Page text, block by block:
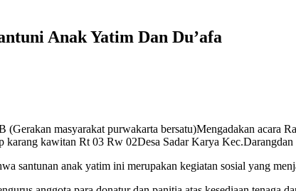
Anak Yatim Dan Du’afa
masyarakat purwakarta bersatu)Mengadakan acara
kawitan Rt 03 Rw 02Desa Sadar Karya Kec.Darangdan
santunan anak yatim ini merupakan kegiatan sosial yang